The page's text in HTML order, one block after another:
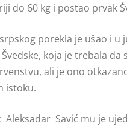
do 60 kg i postao prvak
porekla je ušao i u
koja je trebala da
ali je ono
istoku.
Aleksadar Savić mu je